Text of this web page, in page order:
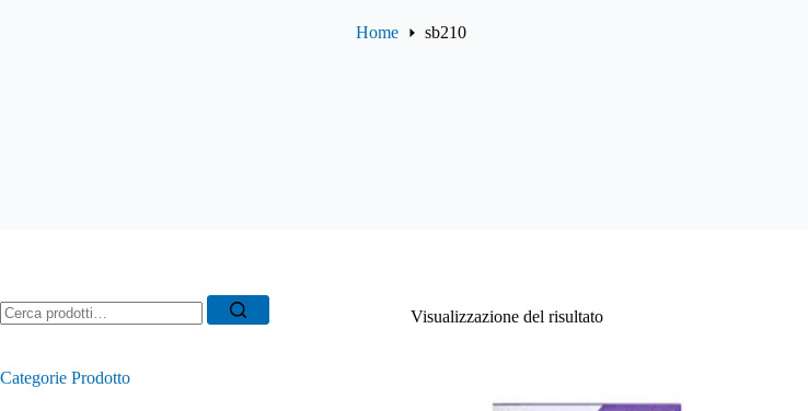
Home sb210
Visualizzazione del risultato
Ricerca
per:
Categorie Prodotto